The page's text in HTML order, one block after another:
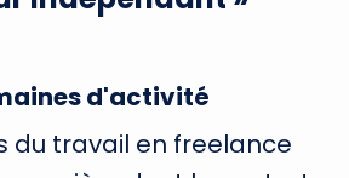
d'activité
du travail en freelance